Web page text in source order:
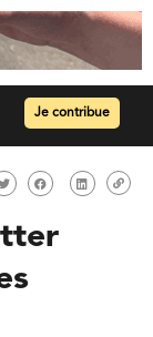
Je contribue